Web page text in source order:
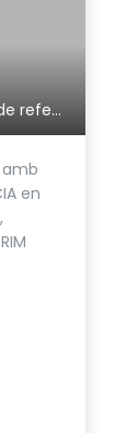
Massegur, el teu proveïdor de referència
amb
en